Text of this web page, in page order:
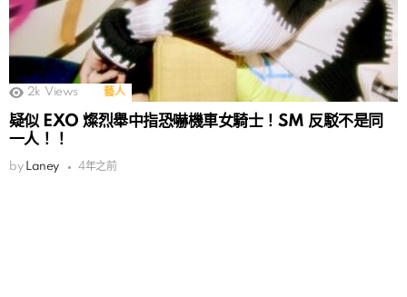
2k Views 藝人
疑似 EXO 燦烈舉中指恐嚇機車女騎士！SM 反駁不是同
一人！！
by Laney 4年之前